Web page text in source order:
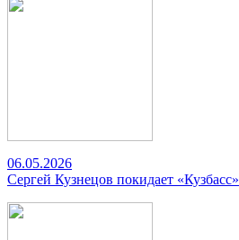
06.05.2026
Сергей Кузнецов покидает «Кузбасс»